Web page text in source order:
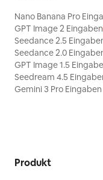
Nano Banana Pro
GPT Image 2 Eingaben
Seedance 2.5
Seedance 2.0
GPT Image 1.5
Seedream 4.5
Gemini 3 Pro Eingaben
Produkt